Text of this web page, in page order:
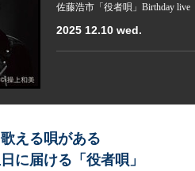
佐藤浩市「役者唄」Birthday live
2025 12.10 wed.
える唄がある
に届ける「役者唄」